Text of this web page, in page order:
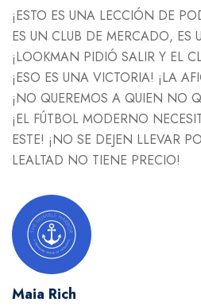
¡ESTO ES UNA LECCIÓN DE
ES UN CLUB DE MERCADO, ES
¡LOOKMAN PIDIÓ SALIR Y EL
¡ESO ES UNA VICTORIA! ¡LA
¡NO QUEREMOS A QUIEN NO
¡EL FÚTBOL MODERNO
ESTE! ¡NO SE DEJEN LLEVAR
LEALTAD NO TIENE PRECIO!
Maia Rich